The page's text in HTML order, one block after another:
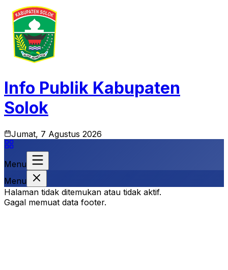
Info Publik Kabupaten
Solok
Jumat, 7 Agustus 2026
Menu
Menu
Halaman tidak ditemukan atau tidak aktif.
Gagal memuat data footer.